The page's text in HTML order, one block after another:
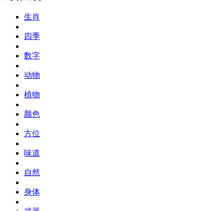
生肖
四季
数字
动物
植物
颜色
方位
味道
自然
身体